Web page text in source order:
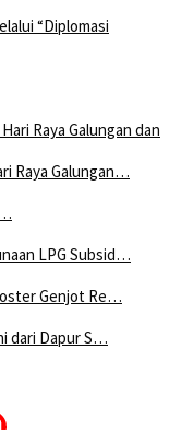
“Diplomasi
Raya Galungan…
LPG Subsid…
Genjot Re…
dari Dapur S…